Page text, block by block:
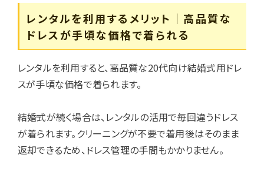
レンタルを利用するメリット｜高品質な
ドレスが手頃な価格で着られる
レンタルを利用すると、高品質な20代向け結婚式用ドレ
スが手頃な価格で着られます。
結婚式が続く場合は、レンタルの活用で毎回違うドレス
が着られます。クリーニングが不要で着用後はそのまま
返却できるため、ドレス管理の手間もかかりません。